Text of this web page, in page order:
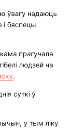
ўвагу надаюць
і бяспецы
прагучала
людзей на
.
суткі ў
у тым ліку